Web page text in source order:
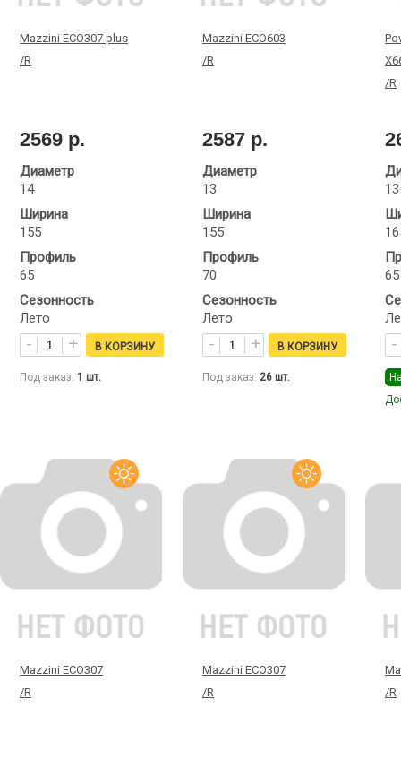
Mazzini ECO307 plus
/R
2569 р.
Диаметр
14
Ширина
155
Профиль
65
Сезонность
Лето
Под заказ: 1 шт.
Mazzini ECO603
/R
2587 р.
Диаметр
13
Ширина
155
Профиль
70
Сезонность
Лето
Под заказ: 26 шт.
/R
13
65
Mazzini ECO307
/R
Mazzini ECO307
/R
/R